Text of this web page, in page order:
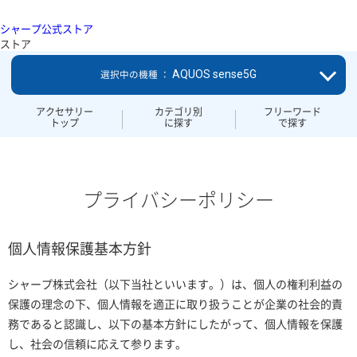
シャープ公式ストア
ストア
アクセサリー
トップ
カテゴリ別
に探す
フリーワード
で探す
選択中の機種 ： AQUOS sense5G
プライバシーポリシー
個人情報保護基本方針
シャープ株式会社（以下当社といいます。）は、個人の権利利益の
保護の理念の下、個人情報を適正に取り扱うことが企業の社会的責
務であると認識し、以下の基本方針にしたがって、個人情報を保護
し、社会の信頼に応えて参ります。